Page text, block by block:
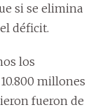
si se elimina
déficit.
los
millones
fueron de